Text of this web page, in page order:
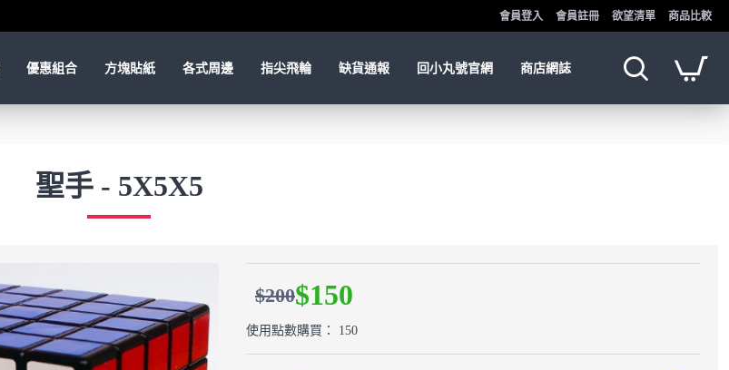
會員登入 會員註冊 欲望清單 商品比較
優惠組合 方塊貼紙 各式周邊 指尖飛輪 缺貨通報 回小丸號官網 商店網誌
聖手 - 5X5X5
$150
$200
使用點數購買： 150